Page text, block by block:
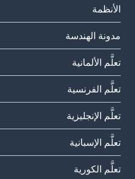
الأنظمة
مدونة الهندسة
تعلَّم الألمانية
تعلَّم الفرنسية
تعلَّم الإنجليزية
تعلَّم الإسبانية
تعلَّم الكورية